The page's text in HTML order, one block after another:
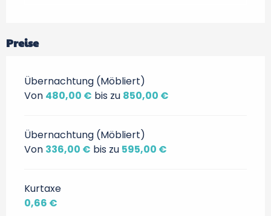
Preise
Übernachtung (Möbliert)
Von 480,00 € bis zu 850,00 €
Übernachtung (Möbliert)
Von 336,00 € bis zu 595,00 €
Kurtaxe
0,66 €